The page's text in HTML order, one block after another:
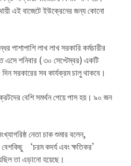
এই বাজেটে ইউক্রেনের জন্য কোনো
পাশাপাশি লাখ লাখ সরকারি কর্মচারীর
শনিবার ( ৩০ সেপ্টেম্বর) একটি
সরকারের সব কার্যক্রম চালু থাকবে।
বেশি সমর্থন পেয়ে পাস হয়। ৯০ জন
নেতা চাক শুমার বলেন,
‘চরম কদর্য এবং ক্ষতিকর’
তা এড়ানো হয়েছে।